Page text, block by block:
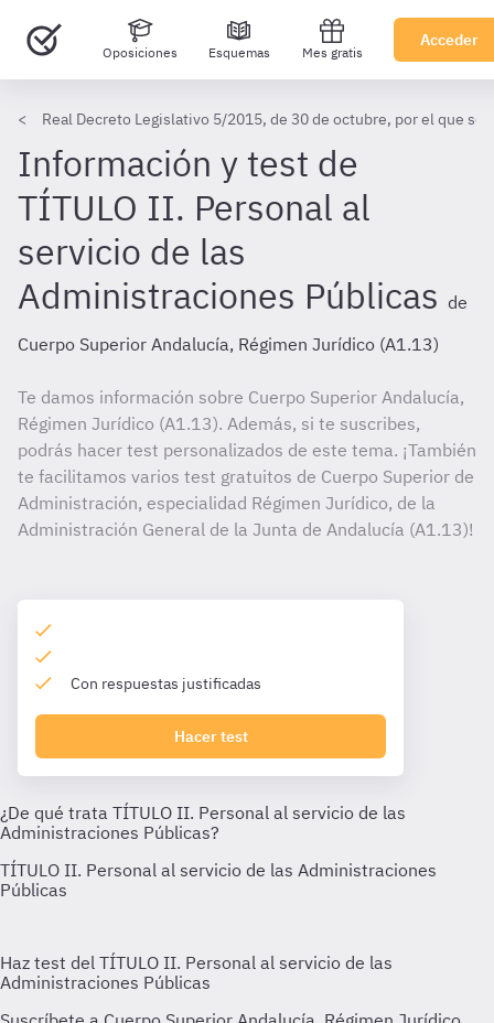
Oposiciones Esquemas Mes gratis
Acceder
Real Decreto Legislativo 5/2015, de 30 de octubre, por el que
Información y test de
TÍTULO II. Personal al
servicio de las
Administraciones Públicas de
Cuerpo Superior Andalucía, Régimen Jurídico (A1.13)
Te damos información sobre Cuerpo Superior Andalucía,
Régimen Jurídico (A1.13). Además, si te suscribes,
podrás hacer test personalizados de este tema. ¡También
te facilitamos varios test gratuitos de Cuerpo Superior de
Administración, especialidad Régimen Jurídico, de la
Administración General de la Junta de Andalucía (A1.13)!
Con respuestas justificadas
Hacer test